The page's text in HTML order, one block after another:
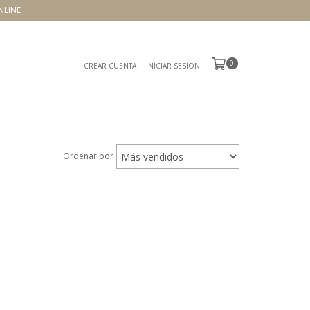
CREAR CUENTA INICIAR SESIÓN 0
Ordenar por